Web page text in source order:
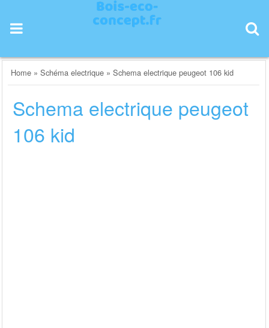
content
Home »Schéma electrique »Schema electrique peugeot 106 kid
Schema electrique peugeot
106 kid